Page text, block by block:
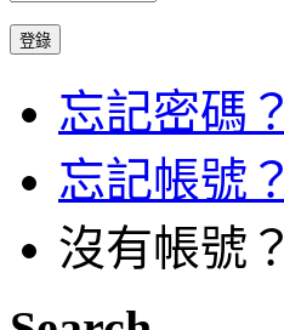
忘記密碼？
忘記帳號？
沒有帳號？